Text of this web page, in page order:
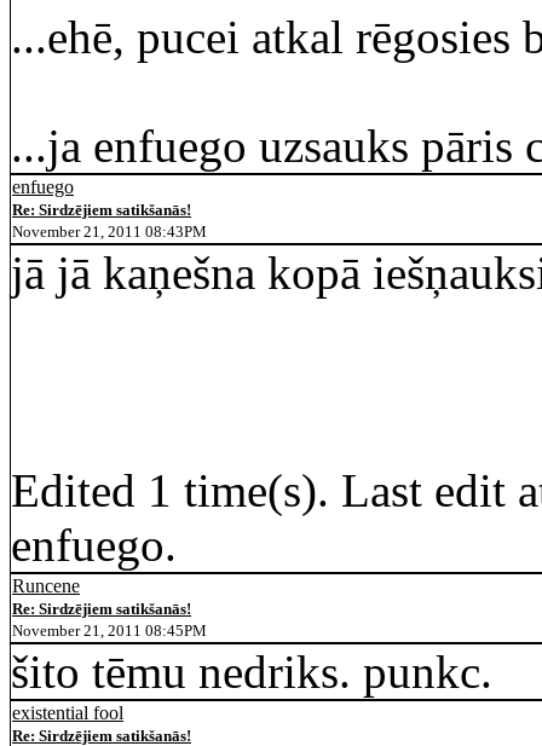
...ehē, pucei atkal rēgosies
...ja enfuego uzsauks pāris
enfuego
Re: Sirdzējiem satikšanās!
November 21, 2011 08:43PM
jā jā kaņešna kopā
Edited 1 time(s). Last edit
enfuego.
Runcene
Re: Sirdzējiem satikšanās!
November 21, 2011 08:45PM
šito tēmu nedriks. punkc.
existential fool
Re: Sirdzējiem satikšanās!